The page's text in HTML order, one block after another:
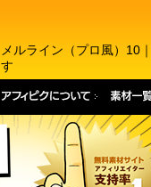
メルライン（プロ風）10
す